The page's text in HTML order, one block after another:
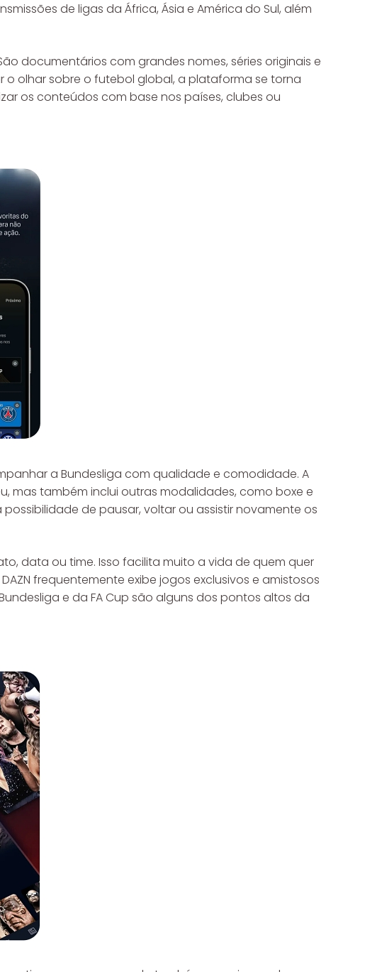
de ligas da África, Ásia e América do Sul, além
documentários com grandes nomes, séries originais e
o olhar sobre o futebol global, a plataforma se torna
os conteúdos com base nos países, clubes ou
a Bundesliga com qualidade e comodidade. A
também inclui outras modalidades, como boxe e
de pausar, voltar ou assistir novamente os
data ou time. Isso facilita muito a vida de quem quer
frequentemente exibe jogos exclusivos e amistosos
e da FA Cup são alguns dos pontos altos da